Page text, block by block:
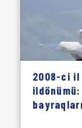
2008-ci il